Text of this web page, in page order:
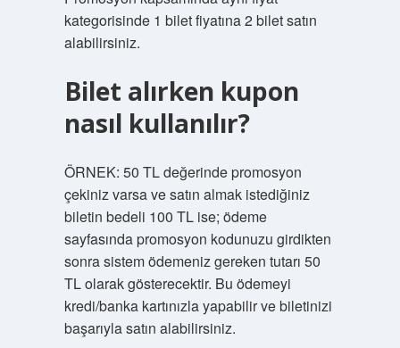
kategorisinde 1 bilet fiyatına 2 bilet satın
alabilirsiniz.
Bilet alırken kupon
nasıl kullanılır?
ÖRNEK: 50 TL değerinde promosyon
çekiniz varsa ve satın almak istediğiniz
biletin bedeli 100 TL ise; ödeme
sayfasında promosyon kodunuzu girdikten
sonra sistem ödemeniz gereken tutarı 50
TL olarak gösterecektir. Bu ödemeyi
kredi/banka kartınızla yapabilir ve biletinizi
başarıyla satın alabilirsiniz.